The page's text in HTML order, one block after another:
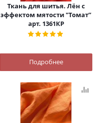
Ткань для шитья. Лён с
эффектом мятости "Томат”
арт. 1361КР
Подробнее